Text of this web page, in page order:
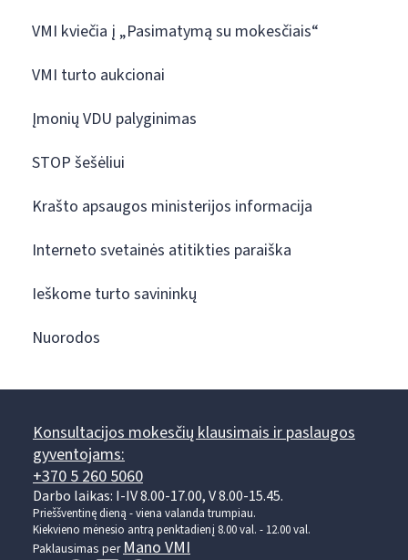
VMI kviečia į „Pasimatymą su mokesčiais“
VMI turto aukcionai
Įmonių VDU palyginimas
STOP šešėliui
Krašto apsaugos ministerijos informacija
Interneto svetainės atitikties paraiška
Ieškome turto savininkų
Nuorodos
Konsultacijos mokesčių klausimais ir paslaugos
gyventojams:
+370 5 260 5060
Darbo laikas: I-IV 8.00-17.00, V 8.00-15.45.
Prieššventinę dieną - viena valanda trumpiau.
Kiekvieno mėnesio antrą penktadienį 8.00 val. - 12.00 val.
Paklausimas perMano VMI